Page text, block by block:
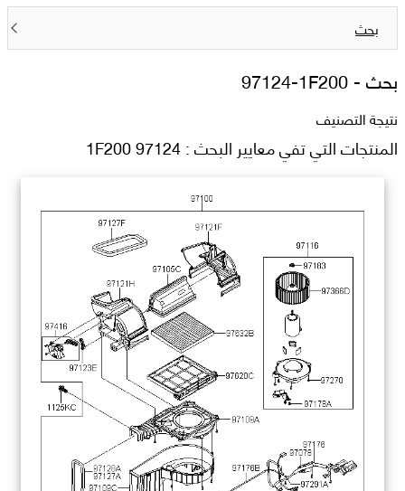
بحث
بحث -97124-1F200
نتيجة التصنيف
المنتجات التي تفي معايير البحث : 97124 1F200